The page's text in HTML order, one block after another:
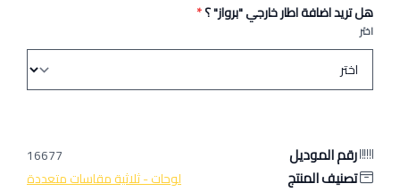
هل تريد اضافة اطار خارجي "برواز" ؟*
اختر
رقم الموديل 16677
تصنيف المنتج لوحات - ثلاثية مقاسات متعددة